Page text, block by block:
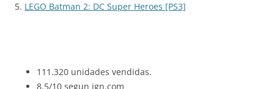
5. LEGO Batman 2: DC Super Heroes [PS3]
111.320 unidades vendidas.
8.5/10 segun ign.com